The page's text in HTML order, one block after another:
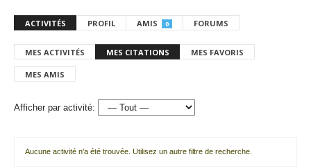
ACTIVITÉS PROFIL AMIS 0 FORUMS
MES ACTIVITÉS MES CITATIONS MES FAVORIS
MES AMIS
Afficher par activité:
Aucune activité n'a été trouvée. Utilisez un autre filtre de recherche.